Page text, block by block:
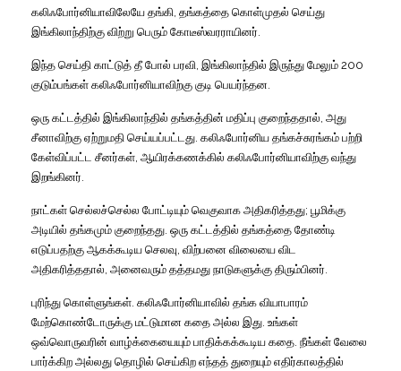
கலிஃபோர்னியாவிலேயே தங்கி, தங்கத்தை கொள்முதல் செய்து
இங்கிலாந்திற்கு விற்று பெரும் கோடீஸ்வரராயினர்.
இந்த செய்தி காட்டுத் தீ போல் பரவி, இங்கிலாந்தில் இருந்து மேலும் 200
குடும்பங்கள் கலிஃபோர்னியாவிற்கு குடி பெயர்ந்தன.
ஒரு கட்டத்தில் இங்கிலாந்தில் தங்கத்தின் மதிப்பு குறைந்ததால், அது
சீனாவிற்கு ஏற்றுமதி செய்யப்பட்டது. கலிஃபோர்னிய தங்கச்சுரங்கம் பற்றி
கேள்விப்பட்ட சீனர்கள், ஆயிரக்கணக்கில் கலிஃபோர்னியாவிற்கு வந்து
இறங்கினர்.
நாட்கள் செல்லச்செல்ல போட்டியும் வெகுவாக அதிகரித்தது; பூமிக்கு
அடியில் தங்கமும் குறைந்தது. ஒரு கட்டத்தில் தங்கத்தை தோண்டி
எடுப்பதற்கு ஆகக்கூடிய செலவு, விற்பனை விலையை விட
அதிகரித்ததால், அனைவரும் தத்தமது நாடுகளுக்கு திரும்பினர்.
புரிந்து கொள்ளுங்கள். கலிஃபோர்னியாவில் தங்க வியாபாரம்
மேற்கொண்டோருக்கு மட்டுமான கதை அல்ல இது. உங்கள்
ஒவ்வொருவரின் வாழ்க்கையையும் பாதிக்கக்கூடிய கதை. நீங்கள் வேலை
பார்க்கிற அல்லது தொழில் செய்கிற எந்தத் துறையும் எதிர்காலத்தில்